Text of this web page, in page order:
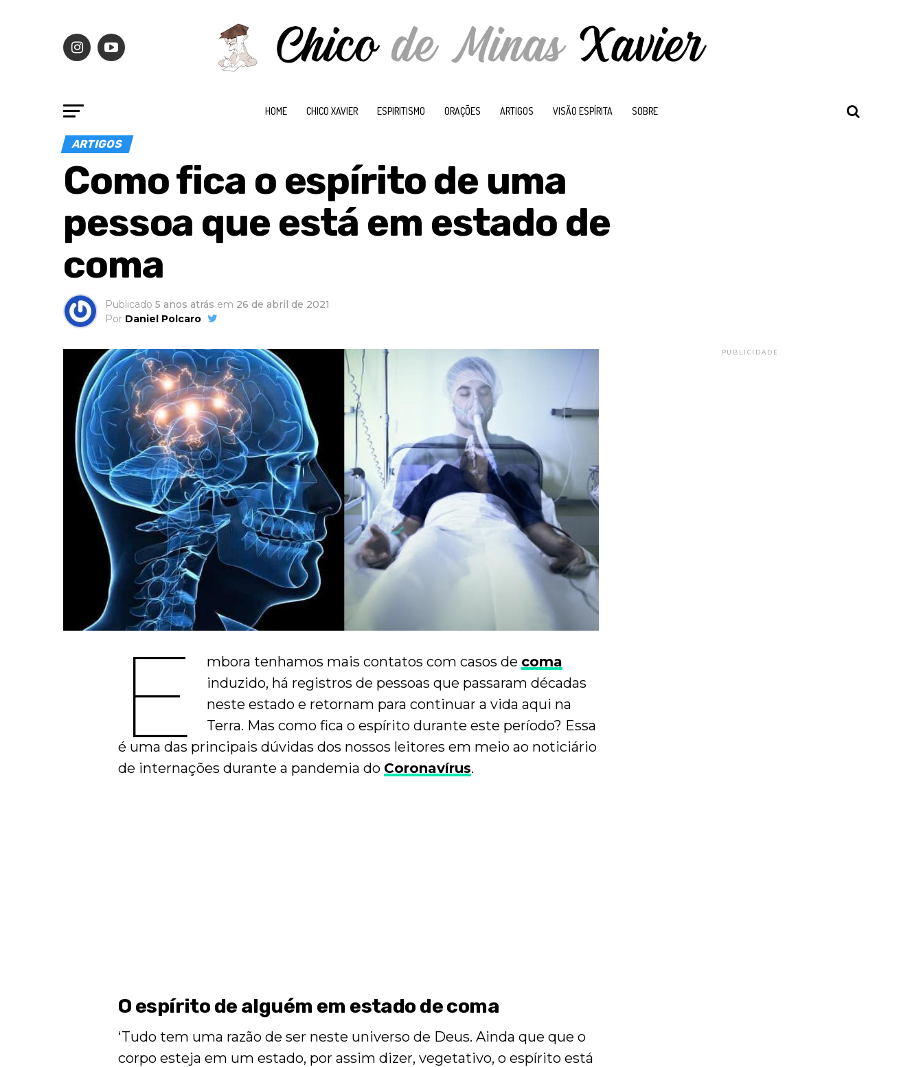
HOME CHICO XAVIER ESPIRITISMO ORAÇÕES ARTIGOS VISÃO ESPÍRITA SOBRE
ARTIGOS
Como fica o espírito de uma
pessoa que está em estado de
coma
Publicado 5 anos atrás em 26 de abril de 2021
Por Daniel Polcaro
E mbora tenhamos mais contatos com casos de coma
induzido, há registros de pessoas que passaram décadas
neste estado e retornam para continuar a vida aqui na
Terra. Mas como fica o espírito durante este período? Essa
é uma das principais dúvidas dos nossos leitores em meio ao noticiário
de internações durante a pandemia do Coronavírus.
O espírito de alguém em estado de coma
‘Tudo tem uma razão de ser neste universo de Deus. Ainda que que o
corpo esteja em um estado, por assim dizer, vegetativo, o espírito está
PUBLICIDADE